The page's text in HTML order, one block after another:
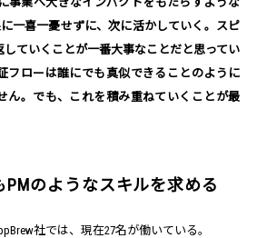
一喜一憂せずに、次に活かしていく。スピ
していくことが一番大事なことだと思ってい
フローは誰にでも真似できることのように
ん。でも、これを積み重ねていくことが最
PMのようなスキルを求める
社では、現在27名が働いている。